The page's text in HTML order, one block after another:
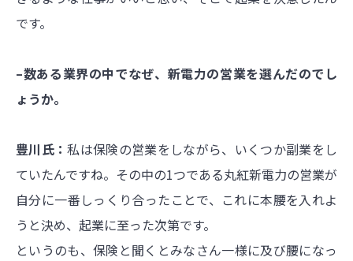
です。
–数ある業界の中でなぜ、新電力の営業を選んだのでし
ょうか。
豊川氏：私は保険の営業をしながら、いくつか副業をし
ていたんですね。その中の1つである丸紅新電力の営業が
自分に一番しっくり合ったことで、これに本腰を入れよ
うと決め、起業に至った次第です。
というのも、保険と聞くとみなさん一様に及び腰になっ